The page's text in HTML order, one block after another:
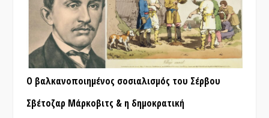
Ο βαλκανοποιημένος σοσιαλισμός του Σέρβου
Σβέτοζαρ Μάρκοβιτς & η δημοκρατική